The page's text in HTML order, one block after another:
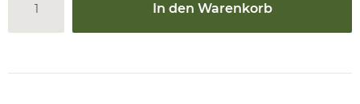
In den Warenkorb